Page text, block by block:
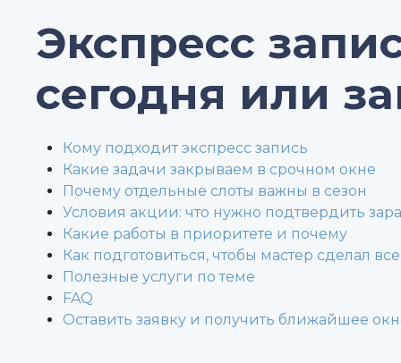
Экспресс
сегодня или
Кому подходит экспресс запись
Какие задачи закрываем в срочном окне
Почему отдельные слоты важны в сезон
Условия акции: что нужно подтвердить
Какие работы в приоритете и почему
Как подготовиться, чтобы мастер сделал
Полезные услуги по теме
FAQ
Оставить заявку и получить ближайшее